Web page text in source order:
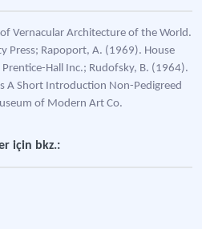
Vernacular Architecture of the World.
Press; Rapoport, A. (1969). House
Hall Inc.; Rudofsky, B. (1964).
A Short Introduction Non-Pedigreed
of Modern Art Co.
için bkz.: